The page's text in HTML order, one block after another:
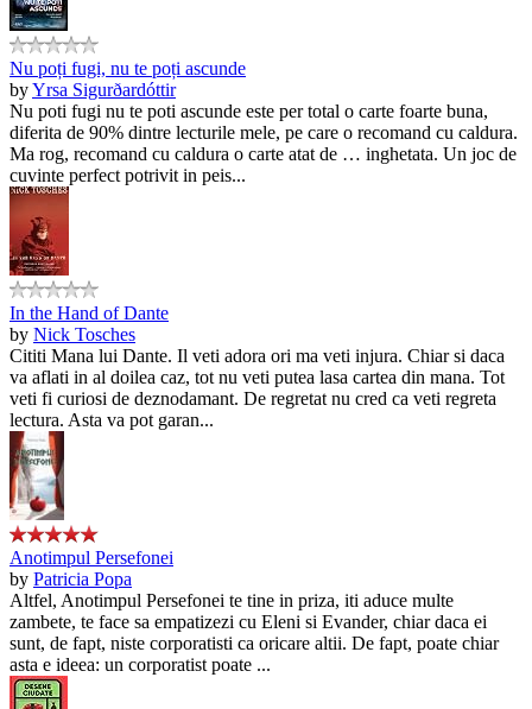
Nu poți fugi, nu te poți ascunde
byYrsa Sigurðardóttir
Nu poti fugi nu te poti ascunde este per total o carte foarte buna,
diferita de 90% dintre lecturile mele, pe care o recomand cu caldura.
Ma rog, recomand cu caldura o carte atat de … inghetata. Un joc de
cuvinte perfect potrivit in peis...
In the Hand of Dante
by Nick Tosches
Cititi Mana lui Dante. Il veti adora ori ma veti injura. Chiar si daca
va aflati in al doilea caz, tot nu veti putea lasa cartea din mana. Tot
veti fi curiosi de deznodamant. De regretat nu cred ca veti regreta
lectura. Asta va pot garan...
Anotimpul Persefonei
by Patricia Popa
Altfel, Anotimpul Persefonei te tine in priza, iti aduce multe
zambete, te face sa empatizezi cu Eleni si Evander, chiar daca ei
sunt, de fapt, niste corporatisti ca oricare altii. De fapt, poate chiar
asta e ideea: un corporatist poate ...